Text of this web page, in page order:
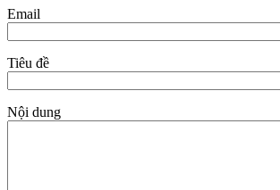
Email
Tiêu đề
Nội dung